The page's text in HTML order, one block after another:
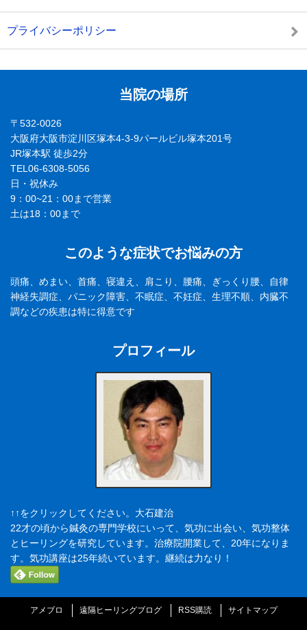
プライバシーポリシー
当院の場所
〒532-0026
大阪府大阪市淀川区塚本4-3-9パールビル塚本201号
JR塚本駅 徒歩2分
TEL06-6308-5056
日・祝休み
9：00~21：00まで営業
土は18：00まで
このような症状でお悩みの方
頭痛、めまい、首痛、寝違え、肩こり、腰痛、ぎっくり腰、自律
神経失調症、パニック障害、不眠症、不妊症、生理不順、内臓不
調などの疾患は特に得意です
プロフィール
↑↑をクリックしてください。大石建治
22才の頃から鍼灸の専門学校にいって、気功に出会い、気功整体
とヒーリングを研究しています。治療院開業して、20年になりま
す。気功講座は25年続いています。継続は力なり！
アメブロ 遠隔ヒーリングブログ RSS購読 サイトマップ